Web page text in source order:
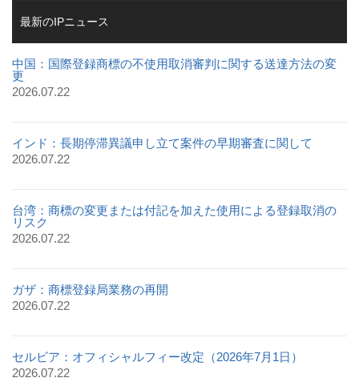
最新のIPニュース
中国：国際登録商標の不使用取消審判に関する送達方法の変
更
2026.07.22
インド：長期停滞異議申し立て案件の早期審査に関して
2026.07.22
台湾：商標の変更または付記を加えた使用による登録取消の
リスク
2026.07.22
ガザ：商標登録局業務の再開
2026.07.22
セルビア：オフィシャルフィー改定（2026年7月1日）
2026.07.22